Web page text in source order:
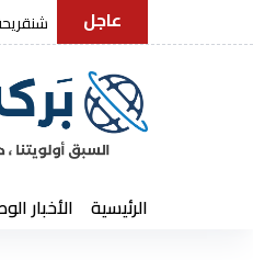
عاجل رئيس
الرئيسية الأخبار